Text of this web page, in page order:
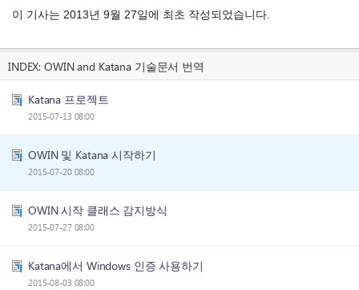
이 기사는 2013년 9월 27일에 최초 작성되었습니다.
INDEX:OWIN and Katana 기술문서 번역
Katana 프로젝트
2015-07-13 08:00
OWIN 및 Katana 시작하기
2015-07-20 08:00
OWIN 시작 클래스 감지방식
2015-07-27 08:00
Katana에서 Windows 인증 사용하기
2015-08-03 08:00